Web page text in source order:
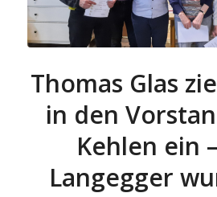
Thomas Glas
in den
Kehlen ein
Langegger